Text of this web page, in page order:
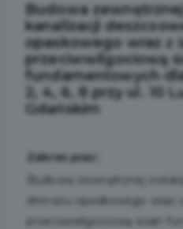
Budowa
kanalizacji
opaskowego wraz z
przeciwwilgociową
fundamentowych
2, 4, 6, 8 przy ul. 10
Gdańskim
Zakres prac:
Budowa zewnętrznej
drenażu opaskowego wraz
przeciwwilgociową ścian